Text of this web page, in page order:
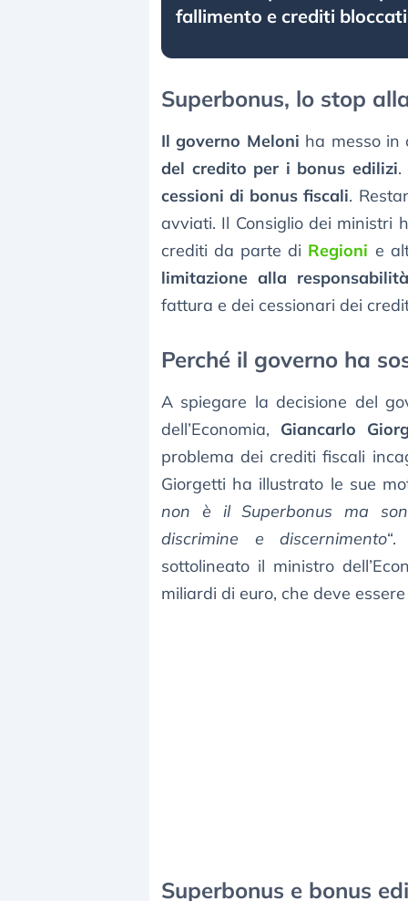
fallimento e crediti bloccati
Superbonus, lo stop
Il governo Meloni ha messo
del credito per i bonus edilizi.
cessioni di bonus fiscali.
avviati. Il Consiglio dei ministri
crediti da parte di Regioni e
limitazione alla
fattura e dei cessionari dei
Perché il governo ha
A spiegare la decisione del
dell’Economia, Giancarlo
problema dei crediti fiscali
Giorgetti ha illustrato le sue
non è il Superbonus ma
discrimine e discernimento
sottolineato il ministro
miliardi di euro, che deve
Superbonus e bonus